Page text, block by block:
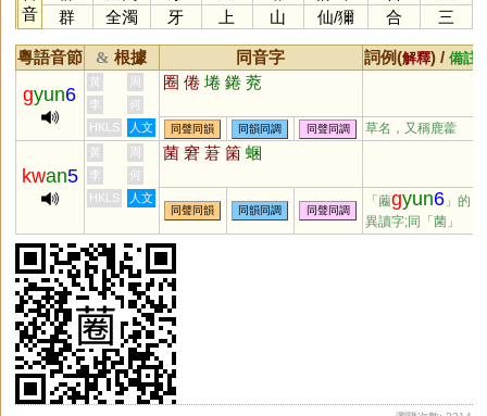
音
群
全濁 牙 上 山 仙/獮 合 三
粵語音節 & 根據 同音字 詞例(解釋) / 備註
gyun6
黃 周 圈 倦 埢 錈 萒
李
何
HKLS
人文 同聲同韻 同韻同調 同聲同調 草名，又稱鹿藿
kwan5
黃 周 菌 窘 莙 箘 蜠
李
何
HKLS
人文
同聲同韻 同韻同調 同聲同調
「蔨gyun6 」的
異讀字;同「菌 」